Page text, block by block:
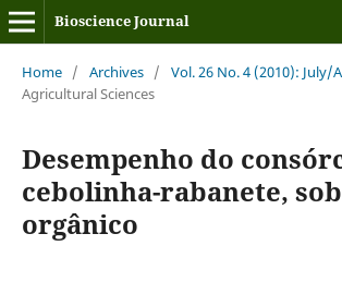
Bioscience Journal
Home / Archives / Vol. 26 No. 4 (2010): July/
Agricultural Sciences
Desempenho do
cebolinha-rabanete,
orgânico